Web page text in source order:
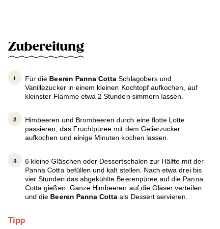
Zubereitung
Für die Beeren Panna Cotta Schlagobers und
Vanillezucker in einem kleinen Kochtopf aufkochen, auf
kleinster Flamme etwa 2 Stunden simmern lassen.
Himbeeren und Brombeeren durch eine flotte Lotte
passieren, das Fruchtpüree mit dem Gelierzucker
aufkochen und einige Minuten kochen lassen.
6 kleine Gläschen oder Dessertschalen zur Hälfte mit der
Panna Cotta befüllen und kalt stellen. Nach etwa drei bis
vier Stunden das abgekühlte Beerenpüree auf die Panna
Cotta gießen. Ganze Himbeeren auf die Gläser verteilen
und die Beeren Panna Cotta als Dessert servieren.
Tipp